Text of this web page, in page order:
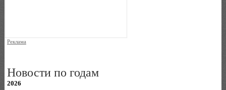
Реклама
Новости по годам
2026